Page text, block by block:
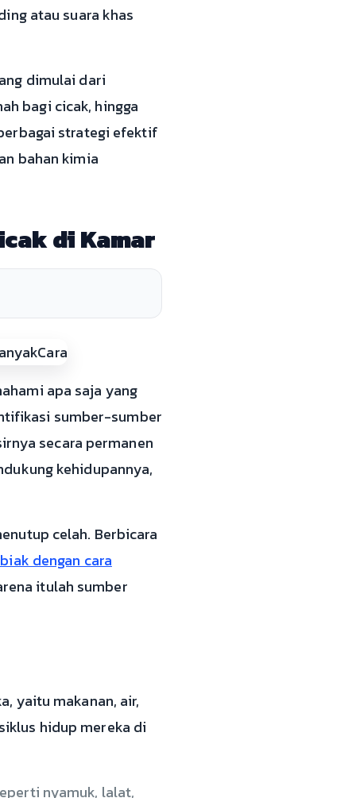
atau suara khas
dimulai dari
bagi cicak, hingga
strategi efektif
bahan kimia
di Kamar
apa saja yang
sumber-sumber
secara permanen
kehidupannya,
celah. Berbicara
dengan cara
itulah sumber
yaitu makanan, air,
hidup mereka di
nyamuk, lalat,